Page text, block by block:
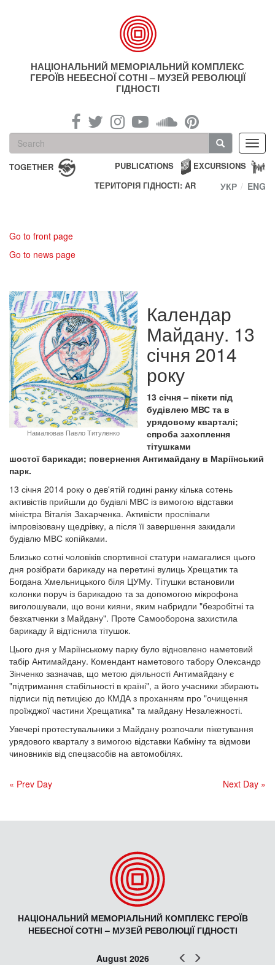
НАЦІОНАЛЬНИЙ МЕМОРІАЛЬНИЙ КОМПЛЕКС
ГЕРОЇВ НЕБЕСНОЇ СОТНІ – МУЗЕЙ РЕВОЛЮЦІЇ
ГІДНОСТІ
Search
form
Search
TOGETHER EXCURSIONS
PUBLICATIONS
ТЕРИТОРІЯ ГІДНОСТІ: AR
УКР ENG
Go to front page
Go to news page
Намалював Павло Титуленко
Календар
Майдану. 13
січня 2014
року
13 січня – пікети під
будівлею МВС та в
урядовому кварталі;
спроба захоплення
тітушками
шостої барикади; повернення Антимайдану в Маріїнський
парк.
13 січня 2014 року о дев'ятій годині ранку кілька сотень
активістів прийшли до будівлі МВС із вимогою відставки
міністра Віталія Захарченка. Активісти проспівали
імпровізовану щедрівку, а після її завершення закидали
будівлю МВС копійками.
Близько сотні чоловіків спортивної статури намагалися цього
дня розібрати барикаду на перетині вулиць Хрещатик та
Богдана Хмельницького біля ЦУМу. Тітушки встановили
колонки поруч із барикадою та за допомогою мікрофона
виголошували, що вони кияни, яким набридли "безробітні та
безхатченки з Майдану". Проте Самооборона захистила
барикаду й відтіснила тітушок.
Цього дня у Маріїнському парку було відновлено наметовий
табір Антимайдану. Комендант наметового табору Олександр
Зінченко зазначав, що метою діяльності Антимайдану є
"підтримання стабільності в країні", а його учасники збирають
підписи під петицією до КМДА з проханням про "очищення
проїжджої частини Хрещатика" та майдану Незалежності.
Увечері протестувальники з Майдану розпочали пікетування
урядового кварталу з вимогою відставки Кабміну та відмови
чиновників від спецзасобів на автомобілях.
« Prev Day Next Day »
НАЦІОНАЛЬНИЙ МЕМОРІАЛЬНИЙ КОМПЛЕКС ГЕРОЇВ
НЕБЕСНОЇ СОТНІ – МУЗЕЙ РЕВОЛЮЦІЇ ГІДНОСТІ
Prev
August 2026